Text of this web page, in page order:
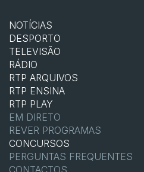
NOTÍCIAS
DESPORTO
TELEVISÃO
RÁDIO
RTP ARQUIVOS
RTP ENSINA
RTP PLAY
EM DIRETO
REVER PROGRAMAS
CONCURSOS
PERGUNTAS FREQUENTES
CONTACTOS